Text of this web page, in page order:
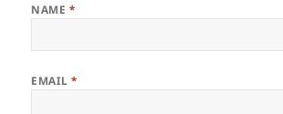
NAME *
EMAIL*